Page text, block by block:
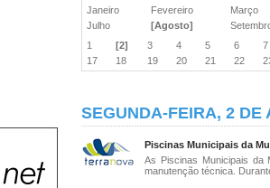
Janeiro
Fevereiro
Março
Julho
[Agosto]
1
[2] 3 4 5 6
17
18 19 20 21 22
SEGUNDA-FEIRA, 2 DE
Piscinas Municipais da
As Piscinas Municipais da
manutenção técnica.